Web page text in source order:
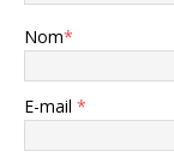
Nom*
E-mail *